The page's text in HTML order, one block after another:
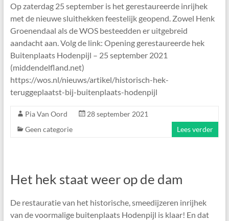
Op zaterdag 25 september is het gerestaureerde inrijhek
met de nieuwe sluithekken feestelijk geopend. Zowel Henk
Groenendaal als de WOS besteedden er uitgebreid
aandacht aan. Volg de link: Opening gerestaureerde hek
Buitenplaats Hodenpijl – 25 september 2021
(middendelfland.net)
https://wos.nl/nieuws/artikel/historisch-hek-
teruggeplaatst-bij-buitenplaats-hodenpijl
Pia Van Oord
28 september 2021
Geen categorie
Lees verder
Het hek staat weer op de dam
De restauratie van het historische, smeedijzeren inrijhek
van de voormalige buitenplaats Hodenpijl is klaar! En dat